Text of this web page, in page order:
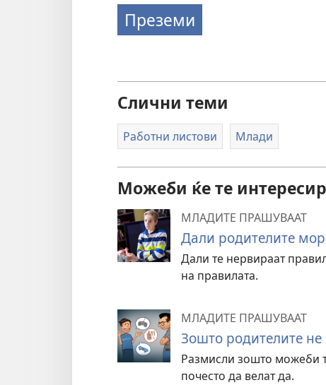
Преземи
Слични теми
Работни листови Млади
Можеби ќе те
МЛАДИТЕ ПРАШУВААТ
Дали родителите
Дали те нервираат
на правилата.
МЛАДИТЕ ПРАШУВААТ
Зошто родителите не
Размисли зошто можеби
почесто да велат да.